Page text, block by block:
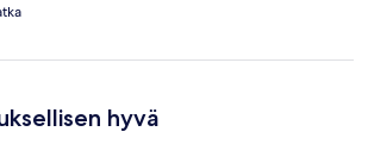
hyvä